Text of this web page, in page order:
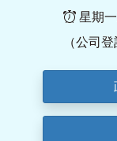
星期
（公司